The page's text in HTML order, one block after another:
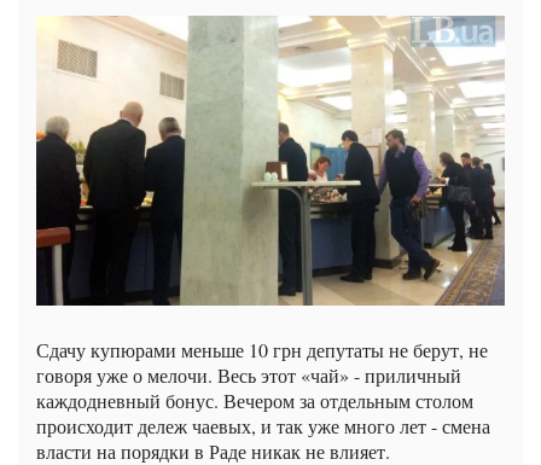
Сдачу купюрами меньше 10 грн депутаты не берут, не
говоря уже о мелочи. Весь этот «чай» - приличный
каждодневный бонус. Вечером за отдельным столом
происходит дележ чаевых, и так уже много лет - смена
власти на порядки в Раде никак не влияет.